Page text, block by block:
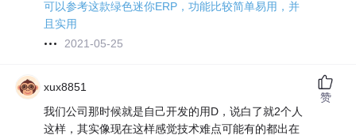
可以参考这款绿色迷你ERP，功能比较简单易用，并
且实用
2021-05-25
xux8851
我们公司那时候就是自己开发的用D，说白了就2个人
这样，其实像现在这样感觉技术难点可能有的都出在
赞